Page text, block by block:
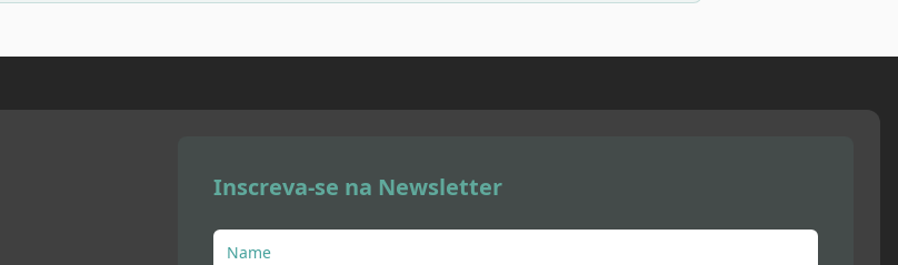
Inscreva-se na Newsletter